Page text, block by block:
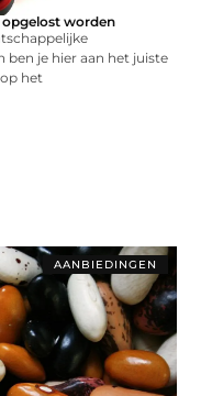
worden
ben je hier aan het juiste
het
AANBIEDINGEN